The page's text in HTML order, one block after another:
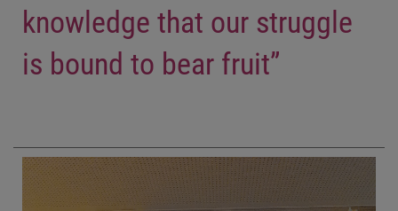
knowledge that our struggle
is bound to bear fruit”